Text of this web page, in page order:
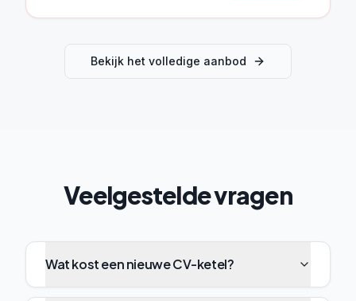
Bekijk het volledige aanbod
Veelgestelde vragen
Wat kost een nieuwe CV-ketel?